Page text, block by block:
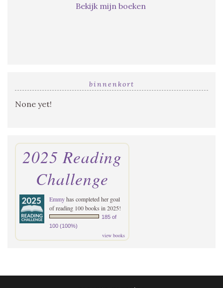
Bekijk mijn boeken
binnenkort
None yet!
2025 Reading
Challenge
Emmyhas completed her goal
of reading 100 books in 2025!
185 of
100 (100%)
view books